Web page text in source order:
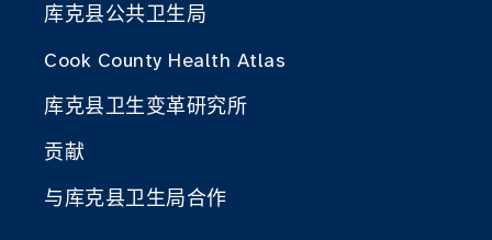
库克县公共卫生局
Cook County Health Atlas
库克县卫生变革研究所
贡献
与库克县卫生局合作